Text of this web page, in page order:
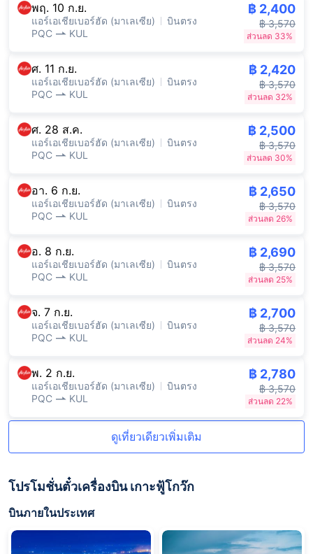
พฤ. 10 ก.ย.
แอร์เอเชียเบอร์ฮัด (มาเลเซีย)
บินตรง
PQC
KUL
฿ 2,400
฿ 3,570
ส่วนลด 33%
ศ. 11 ก.ย.
แอร์เอเชียเบอร์ฮัด (มาเลเซีย)
บินตรง
PQC
KUL
฿ 2,420
฿ 3,570
ส่วนลด 32%
ศ. 28 ส.ค.
แอร์เอเชียเบอร์ฮัด (มาเลเซีย)
บินตรง
PQC
KUL
฿ 2,500
฿ 3,570
ส่วนลด 30%
อา. 6 ก.ย.
แอร์เอเชียเบอร์ฮัด (มาเลเซีย)
บินตรง
PQC
KUL
฿ 2,650
฿ 3,570
ส่วนลด 26%
อ. 8 ก.ย.
แอร์เอเชียเบอร์ฮัด (มาเลเซีย)
บินตรง
PQC
KUL
฿ 2,690
฿ 3,570
ส่วนลด 25%
จ. 7 ก.ย.
แอร์เอเชียเบอร์ฮัด (มาเลเซีย)
บินตรง
PQC
KUL
฿ 2,700
฿ 3,570
ส่วนลด 24%
พ. 2 ก.ย.
แอร์เอเชียเบอร์ฮัด (มาเลเซีย)
บินตรง
PQC
KUL
฿ 2,780
฿ 3,570
ส่วนลด 22%
ดูเที่ยวเดียวเพิ่มเติม
โปรโมชั่นตั๋วเครื่องบิน เกาะฟู้โกว๊ก
บินภายในประเทศ